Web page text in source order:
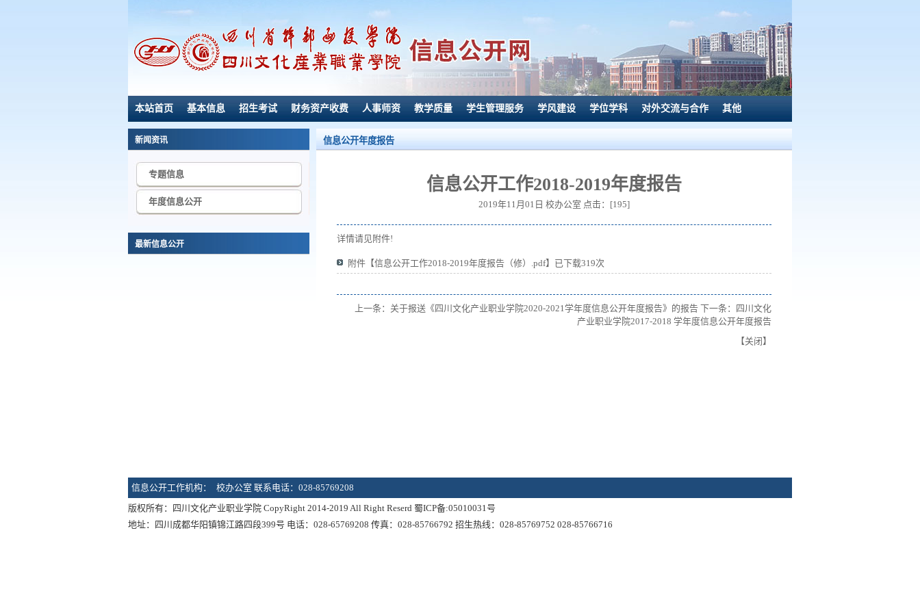
本站首页 基本信息 招生考试 财务资产收费 人事师资 教学质量 学生管理服务 学风建设 学位学科 对外交流与合作 其他
新闻资讯
专题信息
年度信息公开
最新信息公开
信息公开年度报告
信息公开工作2018-2019年度报告
2019年11月01日 校办公室 点击：[195]
详情请见附件!
附件【信息公开工作2018-2019年度报告（修）.pdf】已下载319次
上一条： 关于报送《四川文化产业职业学院2020-2021学年度信息公开年度报告》的报告 下一条：
四川文化
产业职业学院2017-2018 学年度信息公开年度报告
【关闭 】
信息公开工作机构：
校办公室 联系电话：028-85769208
版权所有：四川文化产业职业学院 CopyRight 2014-2019 All Right Reserd 蜀ICP备:05010031号
地址：四川成都华阳镇锦江路四段399号 电话：028-65769208 传真：028-85766792 招生热线：028-85769752 028-85766716